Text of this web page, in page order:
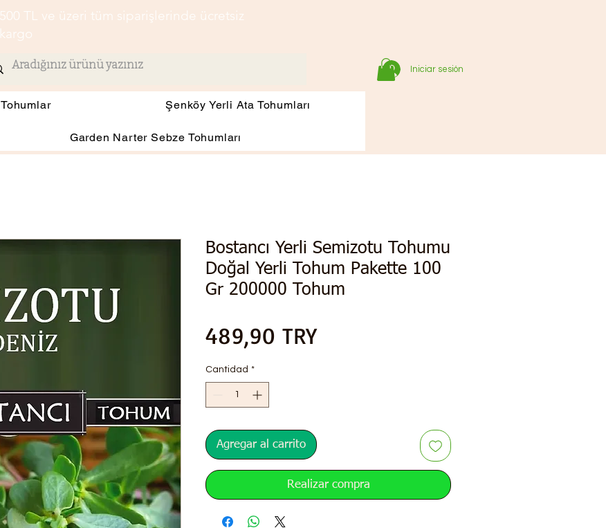
500 TL ve üzeri tüm siparişlerinde ücretsiz
kargo
Iniciar sesión
Tohumlar Şenköy Yerli Ata Tohumları
Garden Narter Sebze Tohumları
Bostancı Yerli Semizotu Tohumu
Doğal Yerli Tohum Pakette 100
Gr 200000 Tohum
489,90 TRYPrecio
Cantidad *
Agregar al carrito
Realizar compra